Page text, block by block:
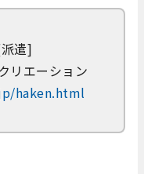
遣]
リエーション
haken.html